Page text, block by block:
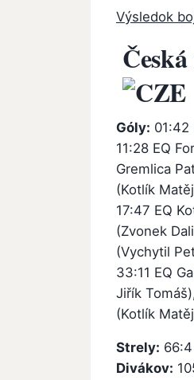
Výsledok
Góly: 01:42
11:28 EQ
Gremlica
(Kotlík
17:47 EQ
(Zvonek
(Vychytil
33:11 EQ
Jiřík
(Kotlík
Strely: 66:4
Divákov: